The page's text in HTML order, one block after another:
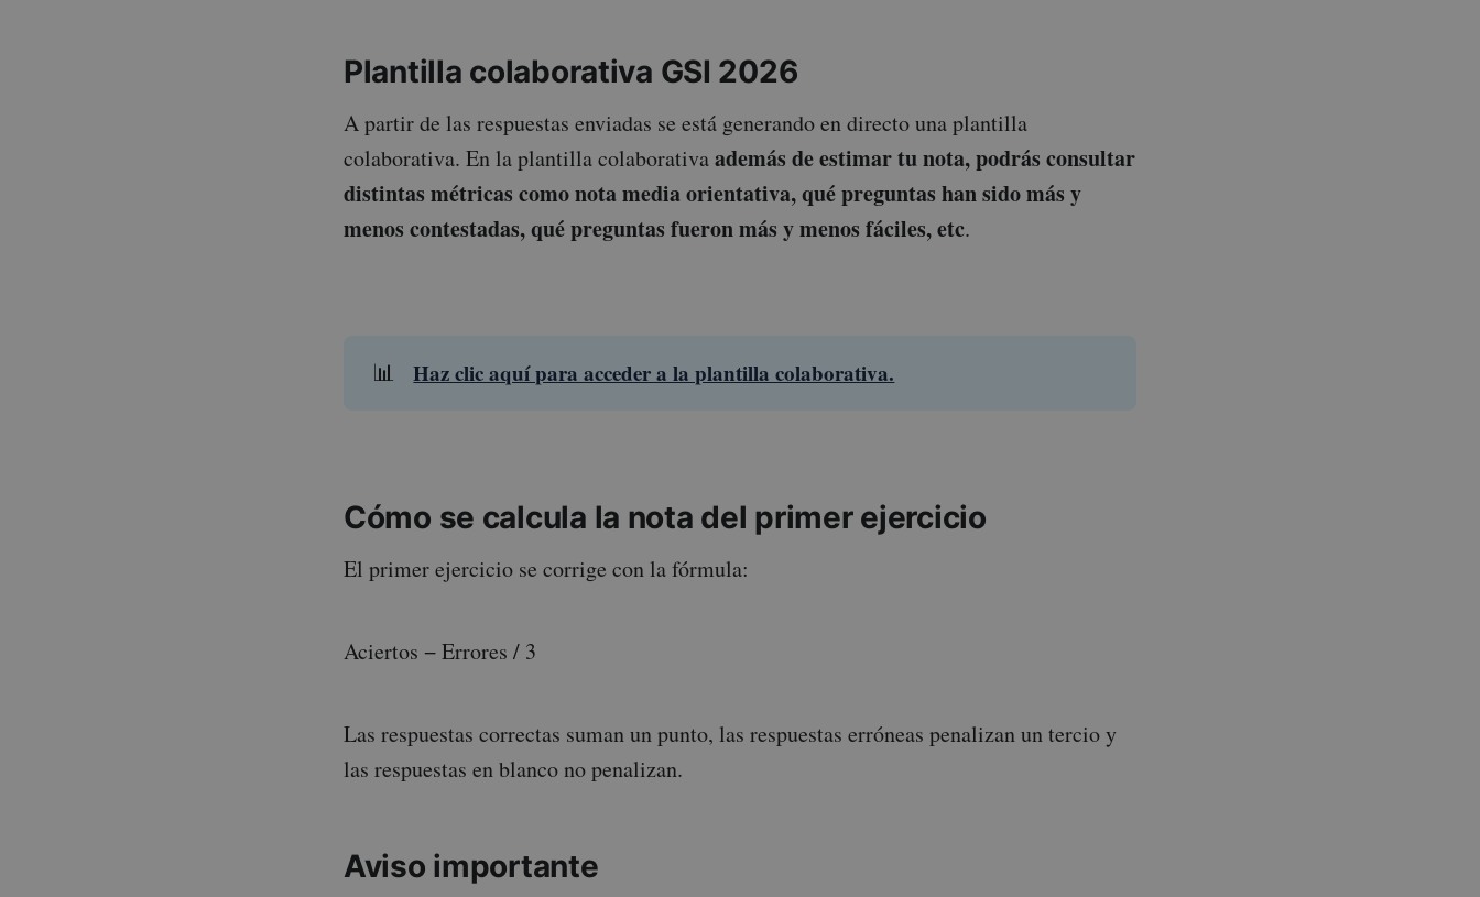
Plantilla colaborativa GSI 2026
A partir de las respuestas enviadas se está generando en directo una plantilla
colaborativa. En la plantilla colaborativaademás de estimar tu nota, podrás consultar
distintas métricas como nota media orientativa, qué preguntas han sido más y
menos contestadas, qué preguntas fueron más y menos fáciles, etc.
📊 Haz clic aquí para acceder a la plantilla colaborativa.
Cómo se calcula la nota del primer ejercicio
El primer ejercicio se corrige con la fórmula:
Aciertos − Errores / 3
Las respuestas correctas suman un punto, las respuestas erróneas penalizan un tercio y
las respuestas en blanco no penalizan.
Aviso importante